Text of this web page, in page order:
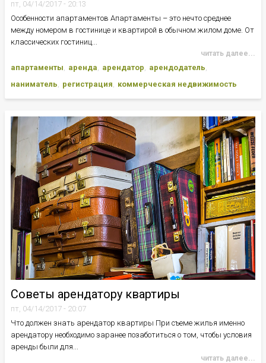
пт, 04/14/2017 - 20:13
Особенности апартаментов Апартаменты – это нечто среднее
между номером в гостинице и квартирой в обычном жилом доме. От
классических гостиниц...
читать далее...
апартаменты аренда арендатор
арендодатель
наниматель
регистрация коммерческая недвижимость
Советы арендатору квартиры
пт, 04/14/2017 - 20:07
Что должен знать арендатор квартиры При съеме жилья именно
арендатору необходимо заранее позаботиться о том, чтобы условия
аренды были для...
читать далее...